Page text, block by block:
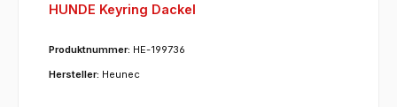
HUNDE Keyring Dackel
Produktnummer: HE-199736
Hersteller: Heunec